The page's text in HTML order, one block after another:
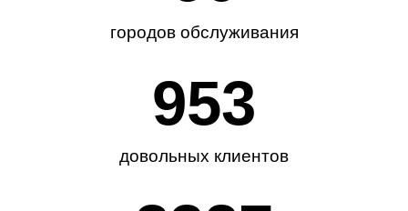
городов обслуживания
довольных клиентов
985